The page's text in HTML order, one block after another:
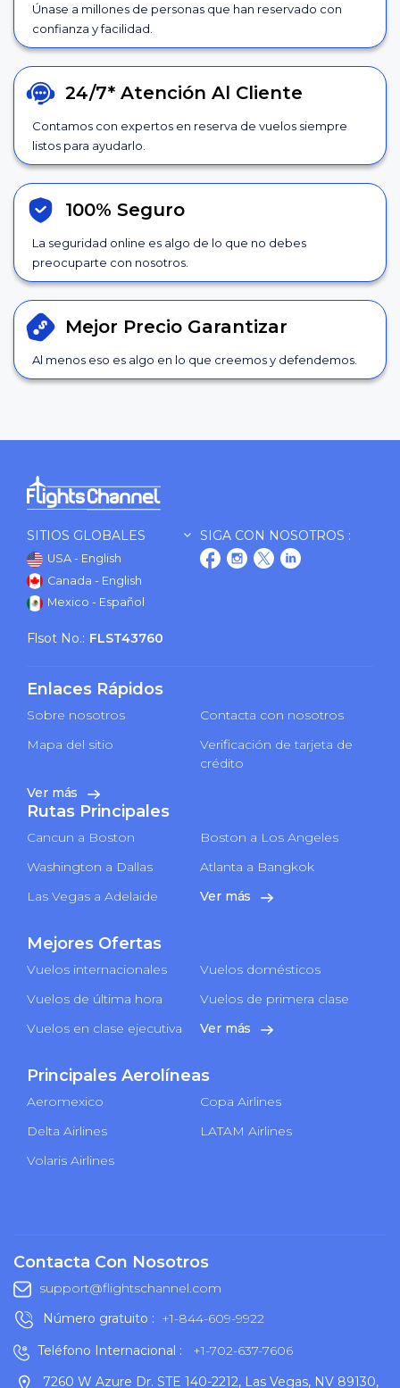
Únase a millones de personas que han reservado con
confianza y facilidad.
24/7* Atención Al Cliente
Contamos con expertos en reserva de vuelos siempre
listos para ayudarlo.
100% Seguro
La seguridad online es algo de lo que no debes
preocuparte con nosotros.
Mejor Precio Garantizar
Al menos eso es algo en lo que creemos y defendemos.
SITIOS GLOBALES
USA - English
Canada - English
Mexico - Español
SIGA CON NOSOTROS :
Flsot No.: FLST43760
Enlaces Rápidos
Sobre nosotros
Contacta con nosotros
Mapa del sitio
Verificación de tarjeta de
crédito
Ver más
Rutas Principales
Cancun a Boston
Boston a Los Angeles
Washington a Dallas
Atlanta a Bangkok
Las Vegas a Adelaide
Ver más
Mejores Ofertas
Vuelos internacionales
Vuelos domésticos
Vuelos de última hora
Vuelos de primera clase
Vuelos en clase ejecutiva
Ver más
Principales Aerolíneas
Aeromexico
Copa Airlines
Delta Airlines
LATAM Airlines
Volaris Airlines
Contacta Con Nosotros
support@flightschannel.com
Número gratuito : +1-844-609-9922
Teléfono Internacional :
+1-702-637-7606
7260 W Azure Dr. STE 140-2212, Las Vegas, NV 89130,